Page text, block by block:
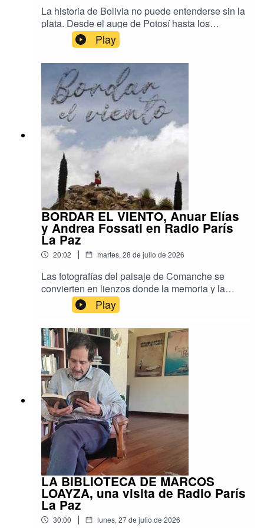
La historia de Bolivia no puede entenderse sin la
plata. Desde el auge de Potosí hasta los
desafíos actuales de conservación del
patrimonio, este metal ha moldeado la economía,
la política y la identidad del país. Conversamos
con Daniel Oropeza Alba, director de la Casa
Nacional de Moneda, sobre la riqueza de la
numismática boliviana, las investigaciones que
se desarrollan en la institución, los retos que
enfrenta uno de los museos históricos más
importantes de América y los proyectos que
buscan acercar este patrimonio a nuevas
generaciones.
Play
BORDAR EL VIENTO, Anuar Elías
y Andrea Fossati en Radio París
La Paz
20:02 | martes, 28 de julio de 2026
Las fotografías del paisaje de Comanche se
convierten en lienzos donde la memoria y la
identidad se entretejen con hilos. Bordar el
Viento, la exposición de Andrea Fossati y Anuar
Elías, reúne el trabajo de mujeres artesanas del
altiplano paceño para crear imágenes
intervenidas con bordados que dialogan entre el
arte contemporáneo y los saberes ancestrales.
Conversamos con sus creadores sobre este
proyecto colaborativo que invita a mirar el
territorio desde una perspectiva sensible y
colectiva. Una nota para Radio París La Paz.
Play
LA BIBLIOTECA DE MARCOS
LOAYZA, una visita de Radio París
La Paz
30:00 | lunes, 27 de julio de 2026